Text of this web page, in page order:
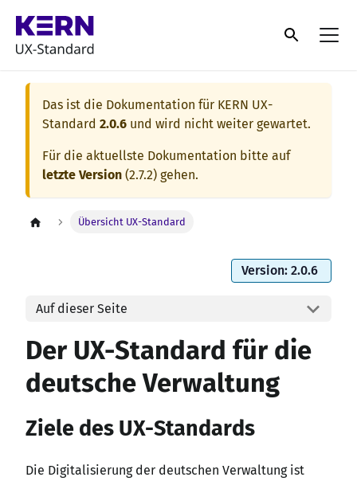
Das ist die Dokumentation für KERN UX-
Standard 2.0.6 und wird nicht weiter gewartet.
Für die aktuellste Dokumentation bitte auf
letzte Version (2.7.2) gehen.
Übersicht UX-Standard
Version: 2.0.6
Auf dieser Seite
Der UX-Standard für die
deutsche Verwaltung
Ziele des UX-Standards
Die Digitalisierung der deutschen Verwaltung ist